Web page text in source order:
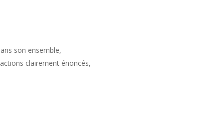
son ensemble,
clairement énoncés,